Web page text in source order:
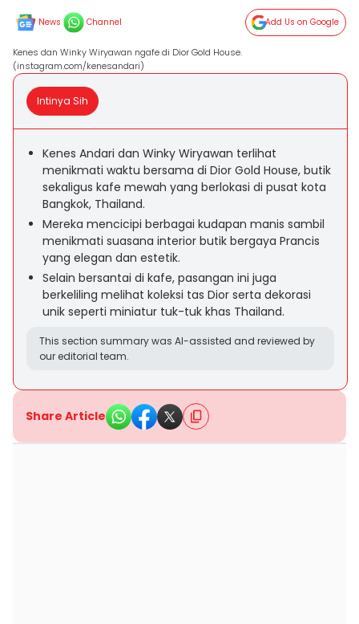
News Channel Add Us on Google
Kenes dan Winky Wiryawan ngafe di Dior Gold House.
(instagram.com/kenesandari)
Intinya Sih
Kenes Andari dan Winky Wiryawan terlihat
menikmati waktu bersama di Dior Gold House, butik
sekaligus kafe mewah yang berlokasi di pusat kota
Bangkok, Thailand.
Mereka mencicipi berbagai kudapan manis sambil
menikmati suasana interior butik bergaya Prancis
yang elegan dan estetik.
Selain bersantai di kafe, pasangan ini juga
berkeliling melihat koleksi tas Dior serta dekorasi
unik seperti miniatur tuk-tuk khas Thailand.
This section summary was AI-assisted and reviewed by
our editorial team.
Share Article